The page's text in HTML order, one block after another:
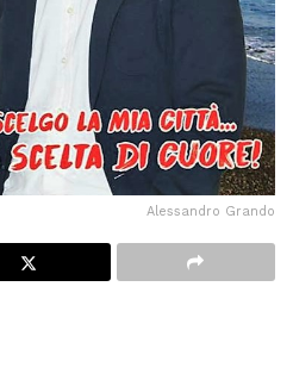
Alessandro Grando